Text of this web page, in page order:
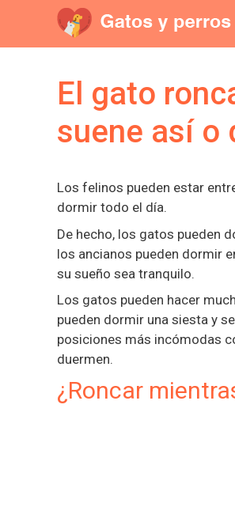
contenido
El gato
suene así o
Los felinos pueden estar
dormir todo el día.
De hecho, los gatos pueden
los ancianos pueden dormir
su sueño sea tranquilo.
Los gatos pueden hacer
pueden dormir una siesta y
posiciones más incómodas
duermen.
¿Roncar